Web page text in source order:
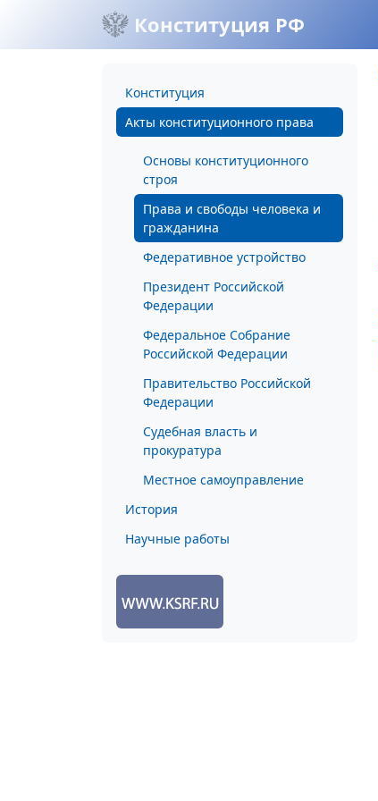
Конституция РФ
Конституция
Акты конституционного права
Основы конституционного
строя
Права и свободы человека и
гражданина
Федеративное устройство
Президент Российской
Федерации
Федеральное Собрание
Российской Федерации
Правительство Российской
Федерации
Судебная власть и
прокуратура
Местное самоуправление
История
Научные работы